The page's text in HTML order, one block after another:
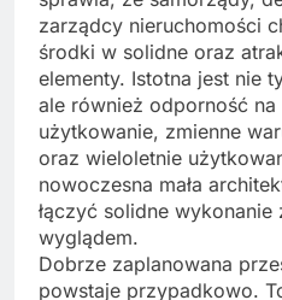
zarządcy nieruchomości
środki w solidne oraz
elementy. Istotna jest nie
ale również odporność na
użytkowanie, zmienne
oraz wieloletnie
nowoczesna mała
łączyć solidne wykonanie
wyglądem.
Dobrze zaplanowana
powstaje przypadkowo.